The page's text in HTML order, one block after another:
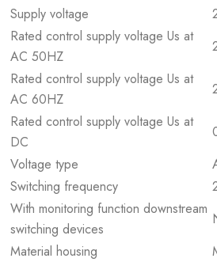
Supply voltage
Rated control supply voltage Us at
AC 50HZ
Rated control supply voltage Us at
AC 60HZ
Rated control supply voltage Us at
DC
Voltage type
Switching frequency
With monitoring function downstream
switching devices
Material housing